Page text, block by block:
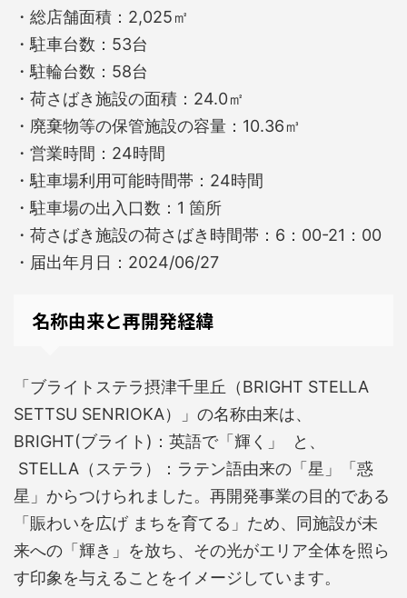
・総店舗面積：2,025㎡
・駐車台数：53台
・駐輪台数：58台
・荷さばき施設の面積：24.0㎡
・廃棄物等の保管施設の容量：10.36㎥
・営業時間：24時間
・駐車場利用可能時間帯：24時間
・駐車場の出入口数：1 箇所
・荷さばき施設の荷さばき時間帯：6：00-21：00
・届出年月日：2024/06/27
名称由来と再開発経緯
「ブライトステラ摂津千里丘（BRIGHT STELLA
SETTSU SENRIOKA）」の名称由来は、
BRIGHT(ブライト)：英語で「輝く」 と、
STELLA（ステラ）：ラテン語由来の「星」「惑
星」からつけられました。再開発事業の目的である
「賑わいを広げ まちを育てる」ため、同施設が未
来への「輝き」を放ち、その光がエリア全体を照ら
す印象を与えることをイメージしています。